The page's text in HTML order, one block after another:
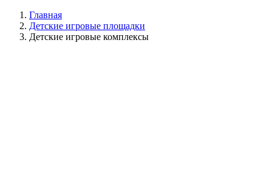
Главная
Детские игровые площадки
Детские игровые комплексы